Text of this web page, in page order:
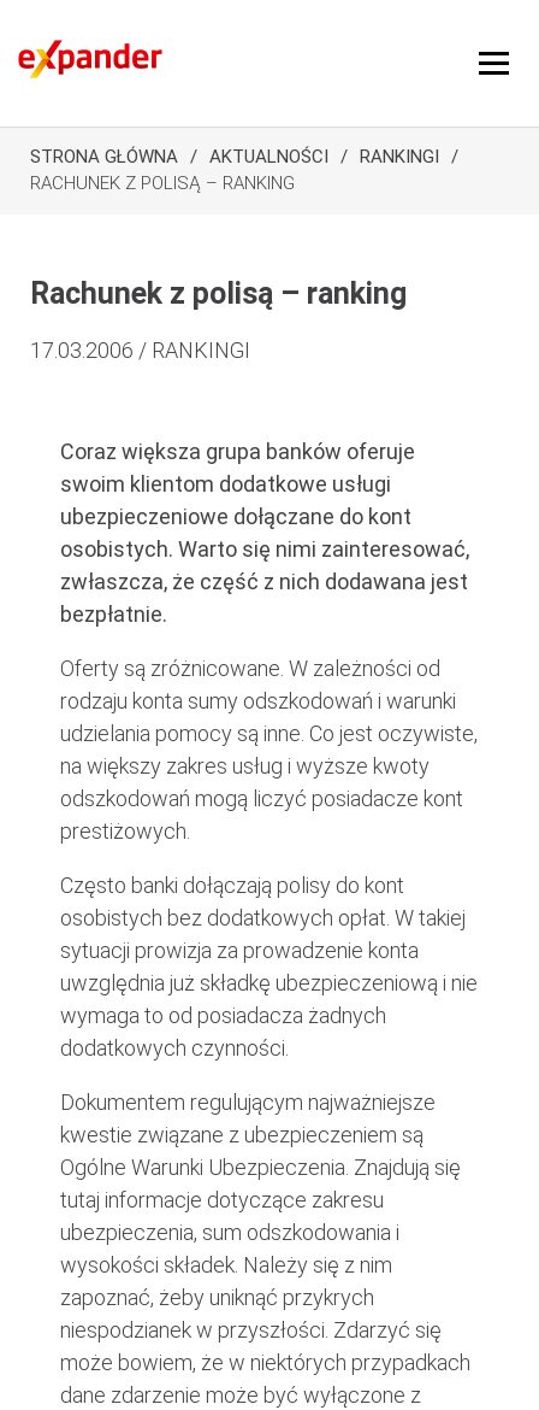
STRONA GŁÓWNA AKTUALNOŚCI
RANKINGI
RACHUNEK Z POLISĄ – RANKING
Rachunek z polisą – ranking
17.03.2006 / RANKINGI
Coraz większa grupa banków oferuje
swoim klientom dodatkowe usługi
ubezpieczeniowe dołączane do kont
osobistych. Warto się nimi zainteresować,
zwłaszcza, że część z nich dodawana jest
bezpłatnie.
Oferty są zróżnicowane. W zależności od
rodzaju konta sumy odszkodowań i warunki
udzielania pomocy są inne. Co jest oczywiste,
na większy zakres usług i wyższe kwoty
odszkodowań mogą liczyć posiadacze kont
prestiżowych.
Często banki dołączają polisy do kont
osobistych bez dodatkowych opłat. W takiej
sytuacji prowizja za prowadzenie konta
uwzględnia już składkę ubezpieczeniową i nie
wymaga to od posiadacza żadnych
dodatkowych czynności.
Dokumentem regulującym najważniejsze
kwestie związane z ubezpieczeniem są
Ogólne Warunki Ubezpieczenia. Znajdują się
tutaj informacje dotyczące zakresu
ubezpieczenia, sum odszkodowania i
wysokości składek. Należy się z nim
zapoznać, żeby uniknąć przykrych
niespodzianek w przyszłości. Zdarzyć się
może bowiem, że w niektórych przypadkach
dane zdarzenie może być wyłączone z